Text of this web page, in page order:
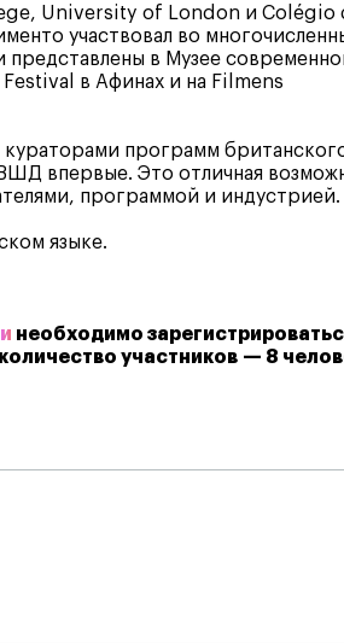
University of London и Colégio
участвовал во
представлены в Музее
в Афинах и на Filmens
программ
впервые. Это отличная
программой и индустрией.
языке.
необходимо
участников — 8